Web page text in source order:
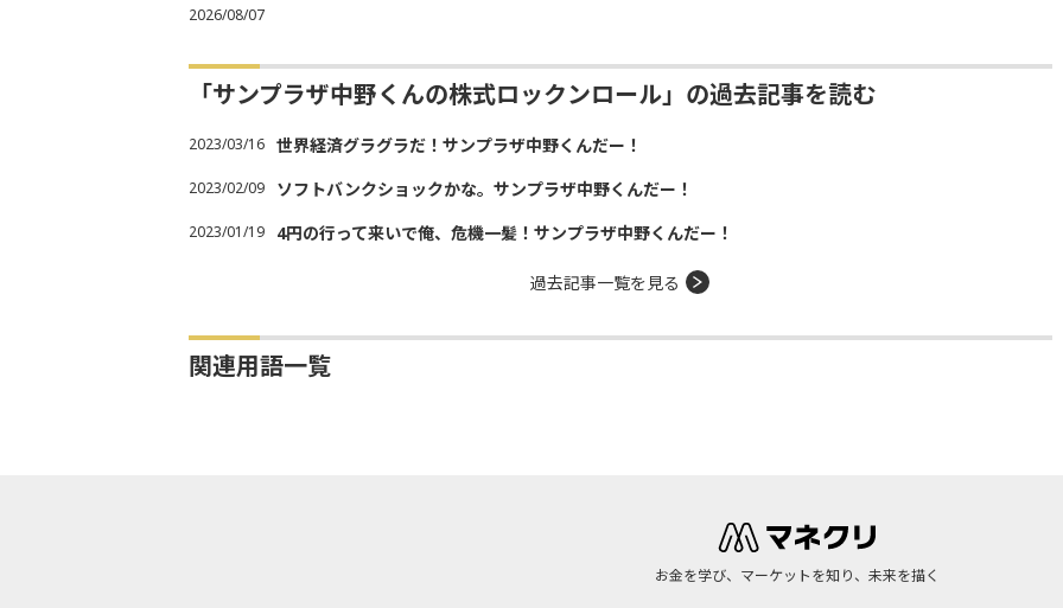
2026/08/07
「サンプラザ中野くんの株式ロックンロール」の過去記事を読む
2023/03/16 世界経済グラグラだ！サンプラザ中野くんだー！
2023/02/09 ソフトバンクショックかな。サンプラザ中野くんだー！
2023/01/19 4円の行って来いで俺、危機一髪！サンプラザ中野くんだー！
過去記事一覧を見る
関連用語一覧
お金を学び、マーケットを知り、未来を描く